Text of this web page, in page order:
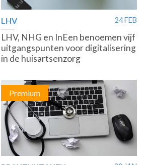
LHV 24 FEB
LHV, NHG en InEen benoemen vijf
uitgangspunten voor digitalisering
in de huisartsenzorg
Premium